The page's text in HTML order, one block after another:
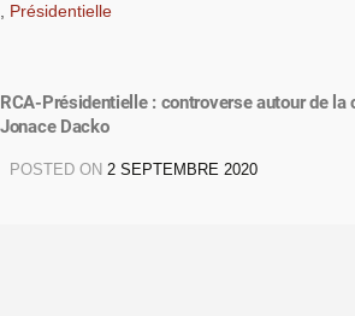
Présidentielle
RCA-Présidentielle : controverse autour de la
Jonace Dacko
POSTED ON 2 SEPTEMBRE 2020